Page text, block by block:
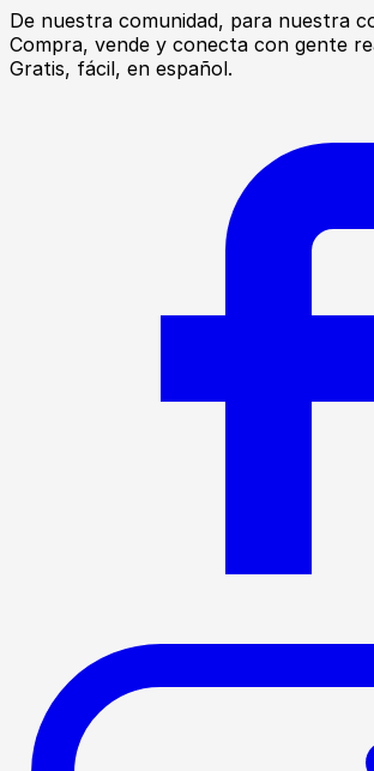
De nuestra comunidad, para nuestra
Compra, vende y conecta con gente
Gratis, fácil, en español.